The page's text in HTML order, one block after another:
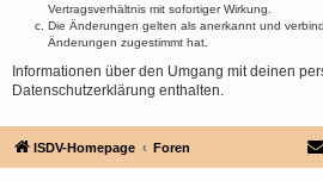
Vertragsverhältnis mit sofortiger Wirkung.
Die Änderungen gelten als anerkannt und
Änderungen zugestimmt hat.
Informationen über den Umgang mit deinen
Datenschutzerklärung enthalten.
ISDV-Homepage Foren